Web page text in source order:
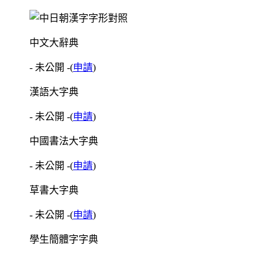
中文大辭典
- 未公開 -(申請)
漢語大字典
- 未公開 -(申請)
中國書法大字典
- 未公開 -(申請)
草書大字典
- 未公開 -(申請)
學生簡體字字典